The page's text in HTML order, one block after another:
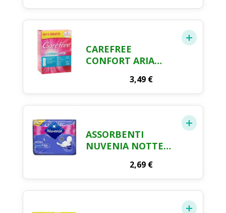
CAREFREE
CONFORT ARIA
3,49 €
ASSORBENTI
NUVENIA NOTTE
2,69 €